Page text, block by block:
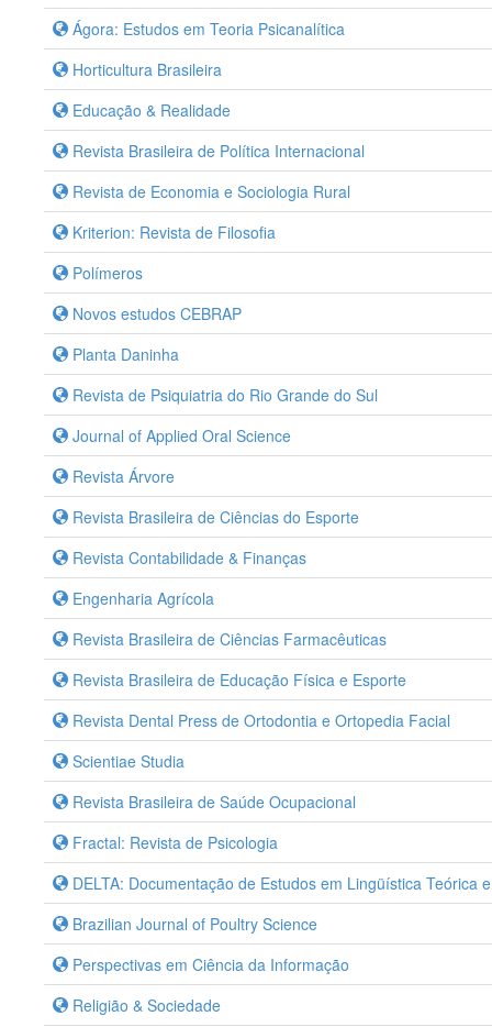
Ágora: Estudos em Teoria Psicanalítica
Horticultura Brasileira
Educação & Realidade
Revista Brasileira de Política Internacional
Revista de Economia e Sociologia Rural
Kriterion: Revista de Filosofia
Polímeros
Novos estudos CEBRAP
Planta Daninha
Revista de Psiquiatria do Rio Grande do Sul
Journal of Applied Oral Science
Revista Árvore
Revista Brasileira de Ciências do Esporte
Revista Contabilidade & Finanças
Engenharia Agrícola
Revista Brasileira de Ciências Farmacêuticas
Revista Brasileira de Educação Física e Esporte
Revista Dental Press de Ortodontia e Ortopedia Facial
Scientiae Studia
Revista Brasileira de Saúde Ocupacional
Fractal: Revista de Psicologia
DELTA: Documentação de Estudos em Lingüística Teórica
Brazilian Journal of Poultry Science
Perspectivas em Ciência da Informação
Religião & Sociedade